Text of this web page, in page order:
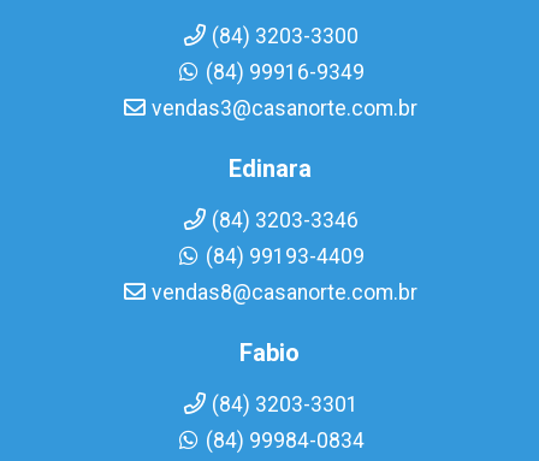
(84) 3203-3300
(84) 99916-9349
vendas3@casanorte.com.br
Edinara
(84) 3203-3346
(84) 99193-4409
vendas8@casanorte.com.br
Fabio
(84) 3203-3301
(84) 99984-0834